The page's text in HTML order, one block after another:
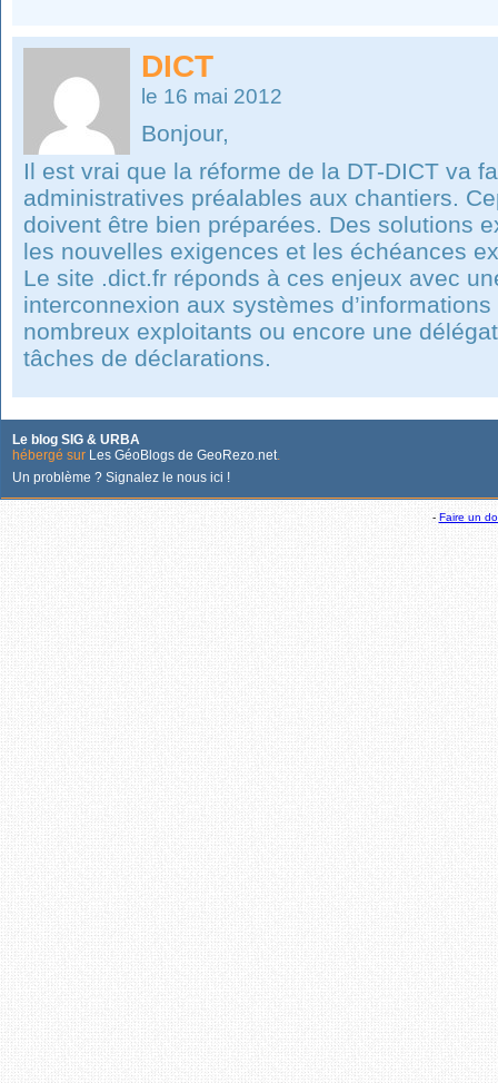
DICT
le 16 mai 2012
Bonjour,
Il est vrai que la réforme de la DT-DICT va
administratives préalables aux chantiers.
doivent être bien préparées. Des solutions
les nouvelles exigences et les échéances
Le site .dict.fr réponds à ces enjeux avec
interconnexion aux systèmes
nombreux exploitants ou encore une
tâches de déclarations.
Le blog SIG & URBA
hébergé sur Les GéoBlogs de GeoRezo.net.
Un problème ? Signalez le nous ici !
- Faire un